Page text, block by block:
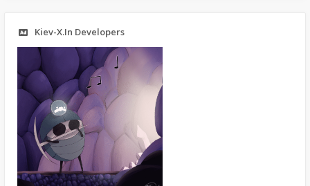
Kiev-X.In Developers